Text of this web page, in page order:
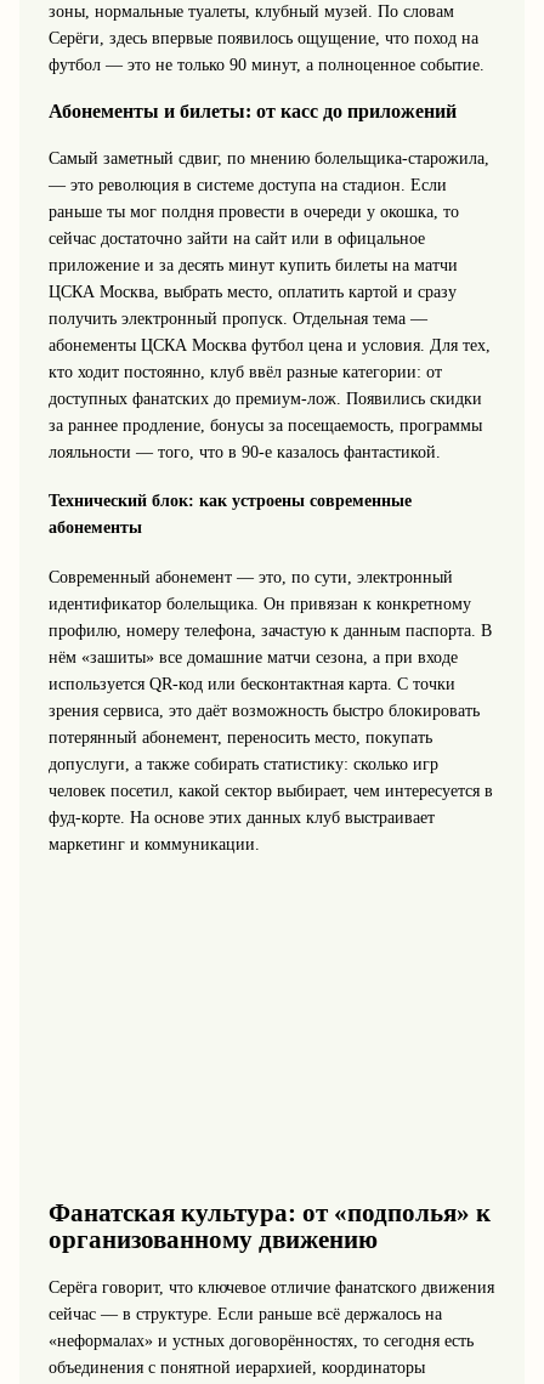
зоны, нормальные туалеты, клубный музей. По словам
Серёги, здесь впервые появилось ощущение, что поход на
футбол — это не только 90 минут, а полноценное событие.
Абонементы и билеты: от касс до приложений
Самый заметный сдвиг, по мнению болельщика‑старожила,
— это революция в системе доступа на стадион. Если
раньше ты мог полдня провести в очереди у окошка, то
сейчас достаточно зайти на сайт или в офицальное
приложение и за десять минут купить билеты на матчи
ЦСКА Москва, выбрать место, оплатить картой и сразу
получить электронный пропуск. Отдельная тема —
абонементы ЦСКА Москва футбол цена и условия. Для тех,
кто ходит постоянно, клуб ввёл разные категории: от
доступных фанатских до премиум‑лож. Появились скидки
за раннее продление, бонусы за посещаемость, программы
лояльности — того, что в 90‑е казалось фантастикой.
Технический блок: как устроены современные
абонементы
Современный абонемент — это, по сути, электронный
идентификатор болельщика. Он привязан к конкретному
профилю, номеру телефона, зачастую к данным паспорта. В
нём «зашиты» все домашние матчи сезона, а при входе
используется QR‑код или бесконтактная карта. С точки
зрения сервиса, это даёт возможность быстро блокировать
потерянный абонемент, переносить место, покупать
допуслуги, а также собирать статистику: сколько игр
человек посетил, какой сектор выбирает, чем интересуется в
фуд‑корте. На основе этих данных клуб выстраивает
маркетинг и коммуникации.
Фанатская культура: от «подполья» к
организованному движению
Серёга говорит, что ключевое отличие фанатского движения
сейчас — в структуре. Если раньше всё держалось на
«неформалах» и устных договорённостях, то сегодня есть
объединения с понятной иерархией, координаторы